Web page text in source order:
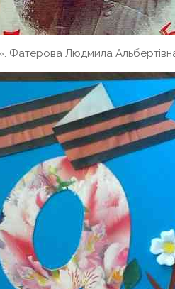
Фатерова Людмила